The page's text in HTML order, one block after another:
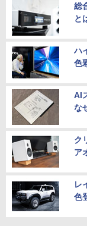
総
と
ハ
色
AI
な
ク
ア
レ
色